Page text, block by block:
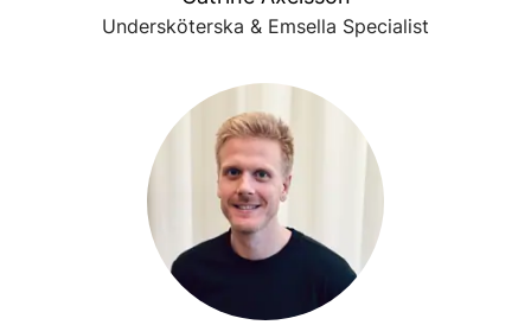
Undersköterska & Emsella Specialist